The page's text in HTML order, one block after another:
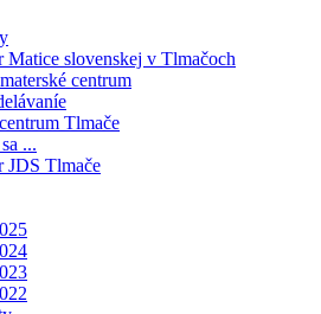
Matice slovenskej v Tlmačoch
centrum
Tlmače
...
JDS Tlmače